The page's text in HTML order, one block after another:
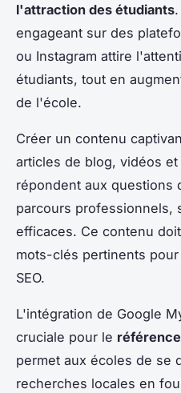
l'attraction des étudiants
engageant sur des
ou Instagram attire
étudiants, tout en
de l'école.
Créer un contenu
articles de blog, vidéos
répondent aux questions
parcours professionnels,
efficaces. Ce contenu
mots-clés pertinents
SEO.
L'intégration de Google
cruciale pour le
permet aux écoles de se
recherches locales en